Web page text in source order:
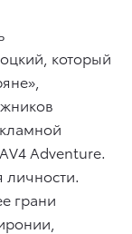
который
Adventure.
грани